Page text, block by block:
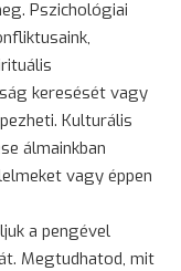
Pszichológiai
keresését vagy
Kulturális
álmainkban
vagy éppen
a pengével
Megtudhatod, mit